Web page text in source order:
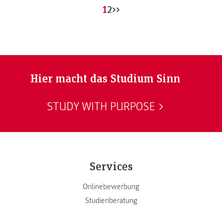
Institut Internet-Technologien & -Anwendungen ist.
12>>
Hier macht das Studium Sinn
STUDY WITH PURPOSE
Services
Onlinebewerbung
Studienberatung